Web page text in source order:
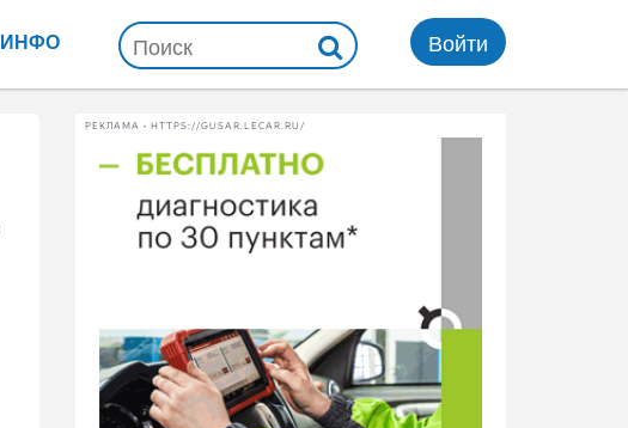
ИНФО Войти
РЕКЛАМА • HTTPS://GUSAR.LECAR.RU/